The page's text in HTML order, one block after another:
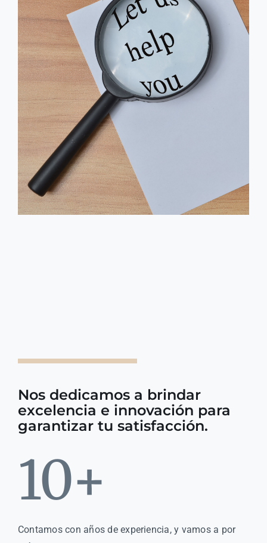
Nos dedicamos a brindar
excelencia e innovación para
garantizar tu satisfacción.
10+
Contamos con años de experiencia, y vamos a por